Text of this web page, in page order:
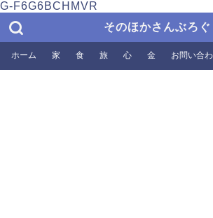
G-F6G6BCHMVR
そのほかさんぶろぐ
ホーム 家 食 旅 心 金 お問い合